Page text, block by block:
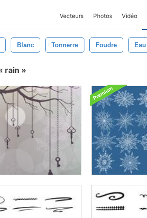
Vecteurs Photos Vidéo
Blanc Tonnerre Foudre Eau
rain